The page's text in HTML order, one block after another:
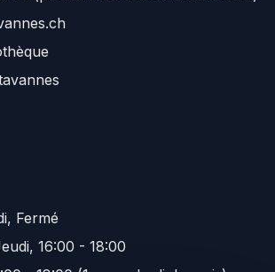
Fermé
16:00 - 18:00